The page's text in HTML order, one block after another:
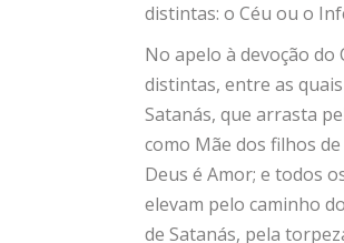
distintas: o Céu ou o
No apelo à devoção do
distintas, entre as
Satanás, que arrasta
como Mãe dos filhos
Deus é Amor; e todos
elevam pelo caminho
de Satanás, pela